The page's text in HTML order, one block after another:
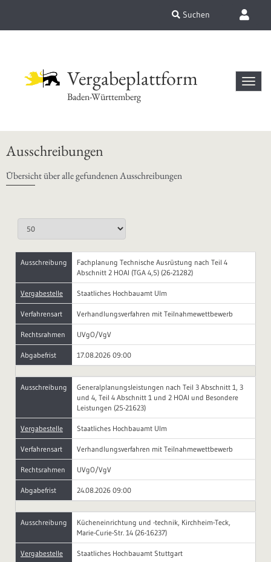
Suchen
Vergabeplattform
Baden-Württemberg
Ausschreibungen
Übersicht über alle gefundenen Ausschreibungen
Ausschreibung
Fachplanung Technische Ausrüstung nach Teil 4
Abschnitt 2 HOAI (TGA 4,5) (26-21282)
Vergabestelle Staatliches Hochbauamt Ulm
Verfahrensart Verhandlungsverfahren mit Teilnahmewettbewerb
Rechtsrahmen UVgO/VgV
Abgabefrist 17.08.2026 09:00
Ausschreibung
Generalplanungsleistungen nach Teil 3 Abschnitt 1, 3
und 4, Teil 4 Abschnitt 1 und 2 HOAI und Besondere
Leistungen (25-21623)
Vergabestelle Staatliches Hochbauamt Ulm
Verfahrensart Verhandlungsverfahren mit Teilnahmewettbewerb
Rechtsrahmen UVgO/VgV
Abgabefrist 24.08.2026 09:00
Ausschreibung
Kücheneinrichtung und -technik, Kirchheim-Teck,
Marie-Curie-Str. 14 (26-16237)
Vergabestelle Staatliches Hochbauamt Stuttgart